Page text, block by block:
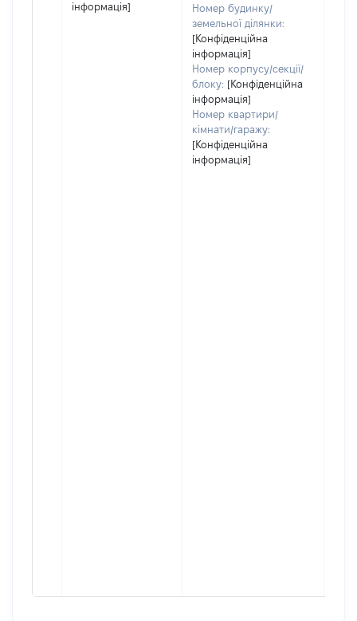
інформація]
Номер будинку/
земельної ділянки:
[Конфіденційна
інформація]
Номер корпусу/секції/
блоку: [Конфіденційна
інформація]
Номер квартири/
кімнати/гаражу:
[Конфіденційна
інформація]